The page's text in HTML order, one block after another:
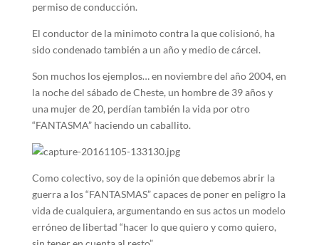
permiso de conducción.
El conductor de la minimoto contra la que colisionó, ha
sido condenado también a un año y medio de cárcel.
Son muchos los ejemplos… en noviembre del año 2004, en
la noche del sábado de Cheste, un hombre de 39 años y
una mujer de 20, perdían también la vida por otro
“FANTASMA” haciendo un caballito.
Como colectivo, soy de la opinión que debemos abrir la
guerra a los “FANTASMAS” capaces de poner en peligro la
vida de cualquiera, argumentando en sus actos un modelo
erróneo de libertad “hacer lo que quiero y como quiero,